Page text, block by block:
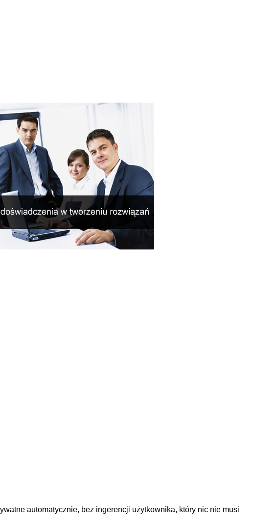
automatycznie, bez ingerencji użytkownika, który nic nie musi